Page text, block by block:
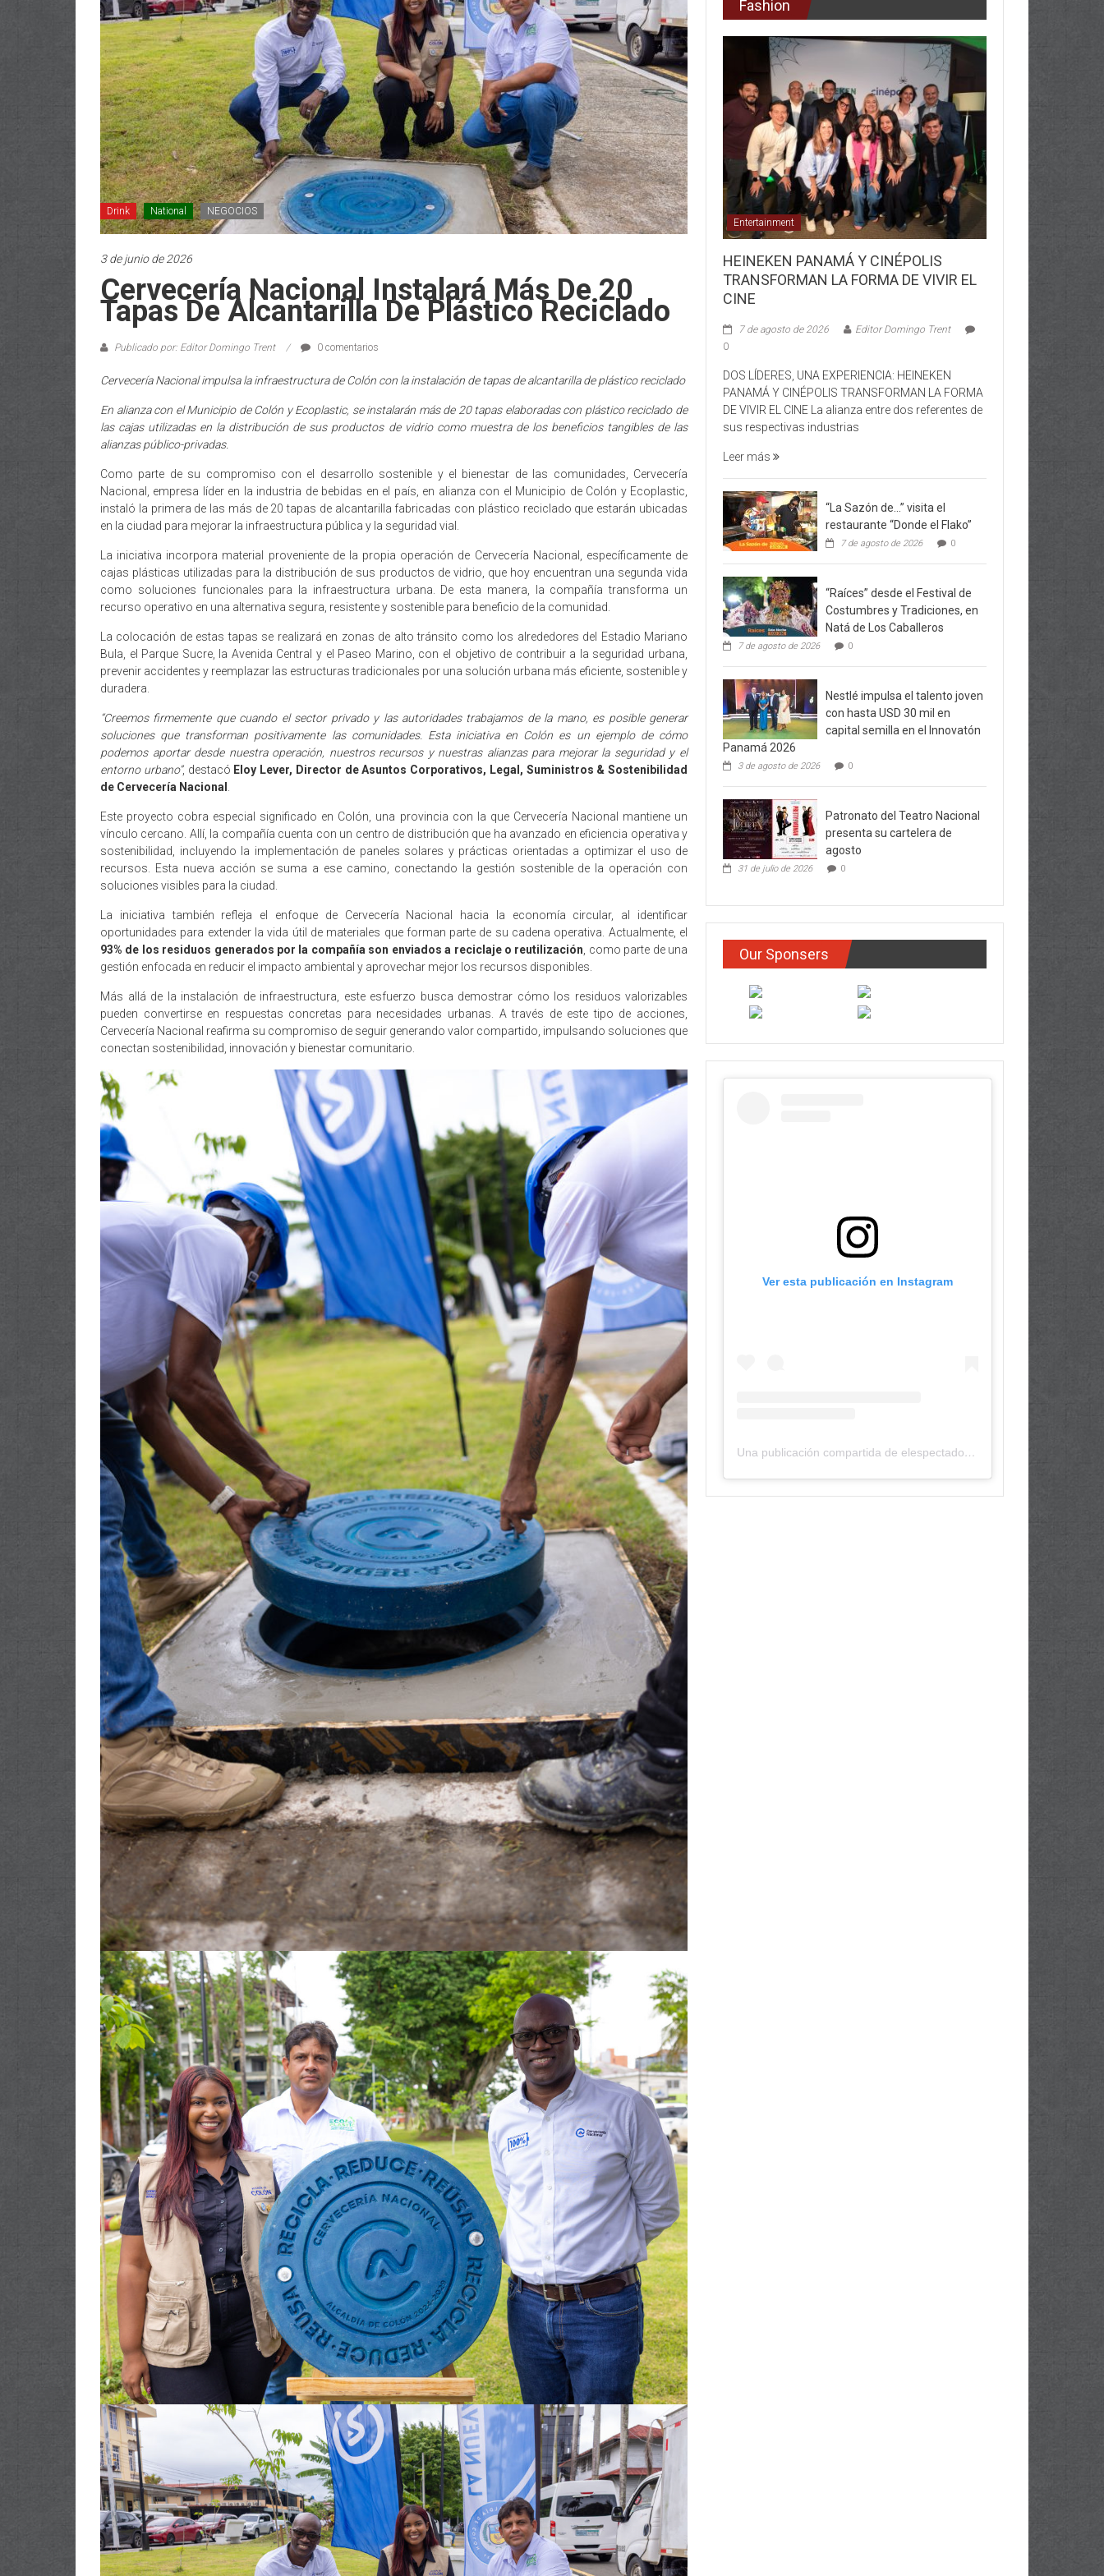
Drink National NEGOCIOS
3 de junio de 2026
Cervecería Nacional Instalará Más De 20
Tapas De Alcantarilla De Plástico Reciclado
Publicado por: Editor Domingo Trent 0 comentarios
Cervecería Nacional impulsa la infraestructura de Colón con la instalación de tapas de alcantarilla de plástico reciclado
En alianza con el Municipio de Colón y Ecoplastic, se instalarán más de 20 tapas elaboradas con plástico reciclado de
las cajas utilizadas en la distribución de sus productos de vidrio como muestra de los beneficios tangibles de las
alianzas público-privadas.
Como parte de su compromiso con el desarrollo sostenible y el bienestar de las comunidades, Cervecería
Nacional, empresa líder en la industria de bebidas en el país, en alianza con el Municipio de Colón y Ecoplastic,
instaló la primera de las más de 20 tapas de alcantarilla fabricadas con plástico reciclado que estarán ubicadas
en la ciudad para mejorar la infraestructura pública y la seguridad vial.
La iniciativa incorpora material proveniente de la propia operación de Cervecería Nacional, específicamente de
cajas plásticas utilizadas para la distribución de sus productos de vidrio, que hoy encuentran una segunda vida
como soluciones funcionales para la infraestructura urbana. De esta manera, la compañía transforma un
recurso operativo en una alternativa segura, resistente y sostenible para beneficio de la comunidad.
La colocación de estas tapas se realizará en zonas de alto tránsito como los alrededores del Estadio Mariano
Bula, el Parque Sucre, la Avenida Central y el Paseo Marino, con el objetivo de contribuir a la seguridad urbana,
prevenir accidentes y reemplazar las estructuras tradicionales por una solución urbana más eficiente, sostenible y
duradera.
“Creemos firmemente que cuando el sector privado y las autoridades trabajamos de la mano, es posible generar
soluciones que transforman positivamente las comunidades. Esta iniciativa en Colón es un ejemplo de cómo
podemos aportar desde nuestra operación, nuestros recursos y nuestras alianzas para mejorar la seguridad y el
entorno urbano”, destacó Eloy Lever, Director de Asuntos Corporativos, Legal, Suministros & Sostenibilidad
de Cervecería Nacional
Este proyecto cobra especial significado en Colón, una provincia con la que Cervecería Nacional mantiene un
vínculo cercano. Allí, la compañía cuenta con un centro de distribución que ha avanzado en eficiencia operativa y
sostenibilidad, incluyendo la implementación de paneles solares y prácticas orientadas a optimizar el uso de
recursos. Esta nueva acción se suma a ese camino, conectando la gestión sostenible de la operación con
soluciones visibles para la ciudad.
La iniciativa también refleja el enfoque de Cervecería Nacional hacia la economía circular, al identificar
oportunidades para extender la vida útil de materiales que forman parte de su cadena operativa. Actualmente, el
93% de los residuos generados por la compañía son enviados a reciclaje o reutilización , como parte de una
gestión enfocada en reducir el impacto ambiental y aprovechar mejor los recursos disponibles.
Más allá de la instalación de infraestructura, este esfuerzo busca demostrar cómo los residuos valorizables
pueden convertirse en respuestas concretas para necesidades urbanas. A través de este tipo de acciones,
Cervecería Nacional reafirma su compromiso de seguir generando valor compartido, impulsando soluciones que
conectan sostenibilidad, innovación y bienestar comunitario.
Fashion
Entertainment
HEINEKEN PANAMÁ Y CINÉPOLIS
TRANSFORMAN LA FORMA DE VIVIR EL
CINE
7 de agosto de 2026
Editor Domingo Trent
0
DOS LÍDERES, UNA EXPERIENCIA: HEINEKEN
PANAMÁ Y CINÉPOLIS TRANSFORMAN LA FORMA
DE VIVIR EL CINE La alianza entre dos referentes de
sus respectivas industrias
Leer más
“La Sazón de…” visita el
restaurante “Donde el Flako”
7 de agosto de 2026 0
“Raíces” desde el Festival de
Costumbres y Tradiciones, en
Natá de Los Caballeros
7 de agosto de 2026 0
Nestlé impulsa el talento joven
con hasta USD 30 mil en
capital semilla en el Innovatón
Panamá 2026
3 de agosto de 2026 0
Patronato del Teatro Nacional
presenta su cartelera de
agosto
31 de julio de 2026 0
Our Sponsers
Ver esta publicación en Instagram
Una publicación compartida de elespectadordepanama (@elespectadordepanama)